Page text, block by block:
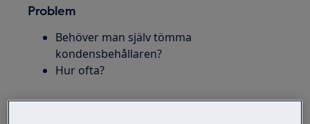
Problem
Behöver man själv tömma
kondensbehållaren?
Hur ofta?
Lösning